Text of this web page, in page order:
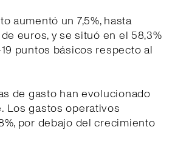
aumentó un 7,5%, hasta
euros, y se situó en el 58,3%
puntos básicos respecto al
de gasto han evolucionado
Los gastos operativos
por debajo del crecimiento